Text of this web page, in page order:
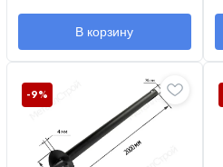
В корзину
-9%